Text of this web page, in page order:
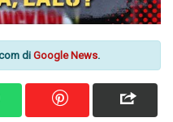
diGoogle News.